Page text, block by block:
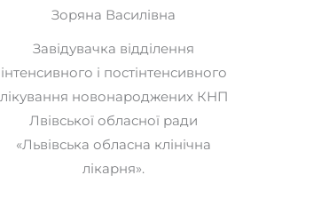
Зоряна Василівна
Завідувачка відділення
інтенсивного і постінтенсивного
лікування новонароджених КНП
Лвівської обласної ради
«Львівська обласна клінічна
лікарня».